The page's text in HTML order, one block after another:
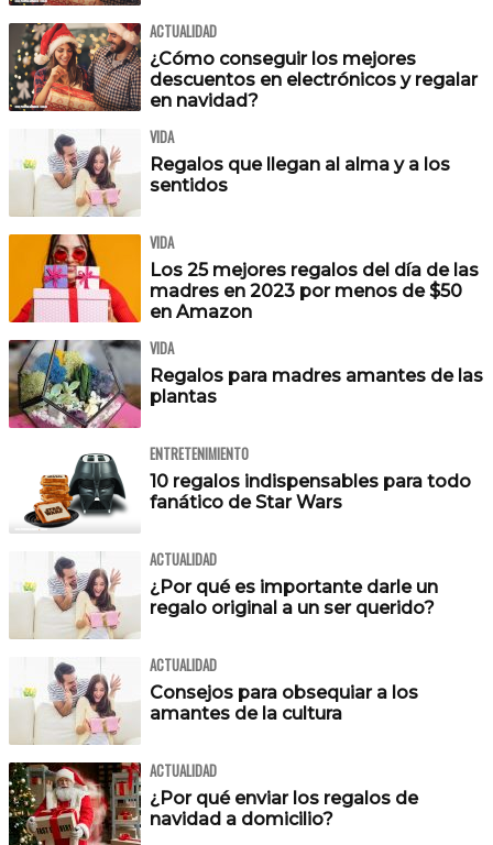
ACTUALIDAD
¿Cómo conseguir los mejores
descuentos en electrónicos y regalar
en navidad?
VIDA
Regalos que llegan al alma y a los
sentidos
VIDA
Los 25 mejores regalos del día de las
madres en 2023 por menos de $50
en Amazon
VIDA
Regalos para madres amantes de las
plantas
ENTRETENIMIENTO
10 regalos indispensables para todo
fanático de Star Wars
ACTUALIDAD
¿Por qué es importante darle un
regalo original a un ser querido?
ACTUALIDAD
Consejos para obsequiar a los
amantes de la cultura
ACTUALIDAD
¿Por qué enviar los regalos de
navidad a domicilio?